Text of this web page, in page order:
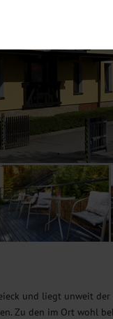
und liegt unweit der
Zu den im Ort wohl
unbedingt notwendig
erneuten Besuch
zu verbessern,
Besucherzahlen und
Dienste von Google
Daten, kommen.
jederzeit in den
Inhalte,